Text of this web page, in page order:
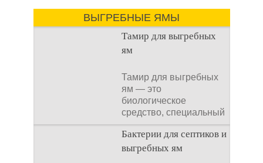
ВЫГРЕБНЫЕ ЯМЫ
Тамир для выгребных
ям
Тамир для выгребных
ям — это
биологическое
средство, специальный
концентрат, который
используется
Бактерии для септиков и
выгребных ям